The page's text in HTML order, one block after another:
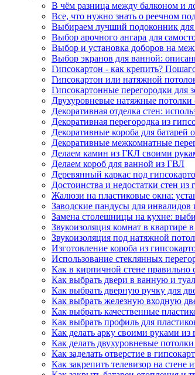
В чём разница между балконом и
Все, что нужно знать о реечном
Выбираем лучший подоконник
Выбор арочного ангара для
Выбор и установка доборов на
Выбор экранов для ванной:
Гипсокартон - как крепить?
Гипсокартон или натяжной
Гипсокартонные перегородки для
Двухуровневые натяжные потолки
Декоративная отделка стен:
Декоративная перегородка из
Декоративные короба для батарей
Декоративные межкомнатные
Делаем камин из ГКЛ своими
Делаем короб для ванной из ГВЛ
Деревянный каркас под
Достоинства и недостатки стен из
Жалюзи на пластиковые окна:
Заводские пандусы для инвалидов
Замена столешницы на кухне:
Звукоизоляция комнат в квартире
Звукоизоляция под натяжной
Изготовление короба из
Использование стеклянных
Как в кирпичной стене правильно
Как выбрать двери в ванную и
Как выбрать дверную ручку для
Как выбрать железную входную
Как выбрать качественные
Как выбрать профиль для
Как делать арку своими руками из
Как делать двухуровневые
Как заделать отверстие в
Как закрепить телевизор на стене